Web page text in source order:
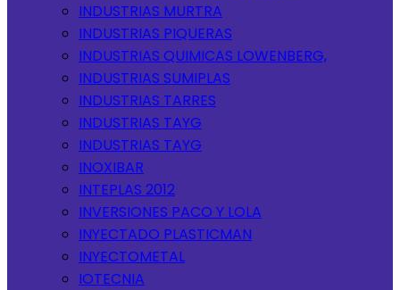
INDUSTRIAS MURTRA
INDUSTRIAS PIQUERAS
INDUSTRIAS QUIMICAS LOWENBERG,
INDUSTRIAS SUMIPLAS
INDUSTRIAS TARRES
INDUSTRIAS TAYG
INDUSTRIAS TAYG
INOXIBAR
INTEPLAS 2012
INVERSIONES PACO Y LOLA
INYECTADO PLASTICMAN
INYECTOMETAL
IOTECNIA